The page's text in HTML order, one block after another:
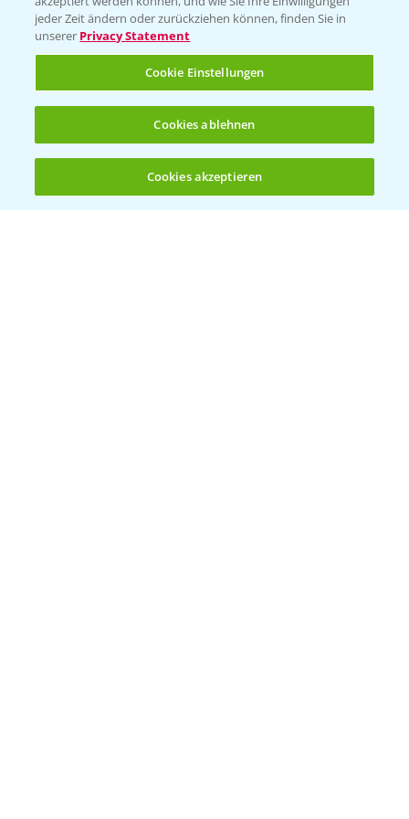
(noch 4)
Ackerbau
Saatgut
Sonderkulturen
Verantwortung & Sorgfalt
PAMIRA - Packmittelrücknahme
Sammelstellen und Termine
jeder Zeit ändern oder zurückziehen können, finden Sie in
unserer Privacy Statement
Cookie Einstellungen
Cookies ablehnen
Cookies akzeptieren